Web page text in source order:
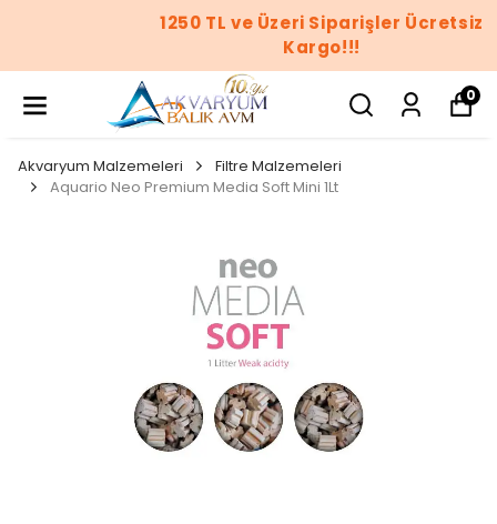
1250 TL ve Üzeri Siparişler Ücretsiz
Kargo!!!
0
Akvaryum Malzemeleri
Filtre Malzemeleri
Aquario Neo Premium Media Soft Mini 1Lt